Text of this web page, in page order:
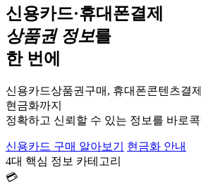
신용카드·휴대폰결제
상품권 정보를
한 번에
신용카드상품권구매, 휴대폰콘텐츠결
현금화까지
정확하고 신뢰할 수 있는 정보를 바로
신용카드 구매 알아보기
현금화 안내
4대 핵심 정보 카테고리
💳